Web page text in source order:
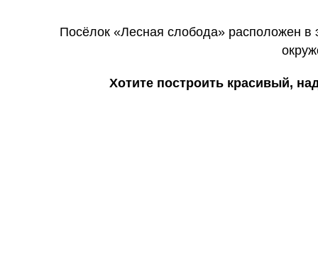
Посёлок «Лесная слобода» расположен в
Хотите построить красивый,